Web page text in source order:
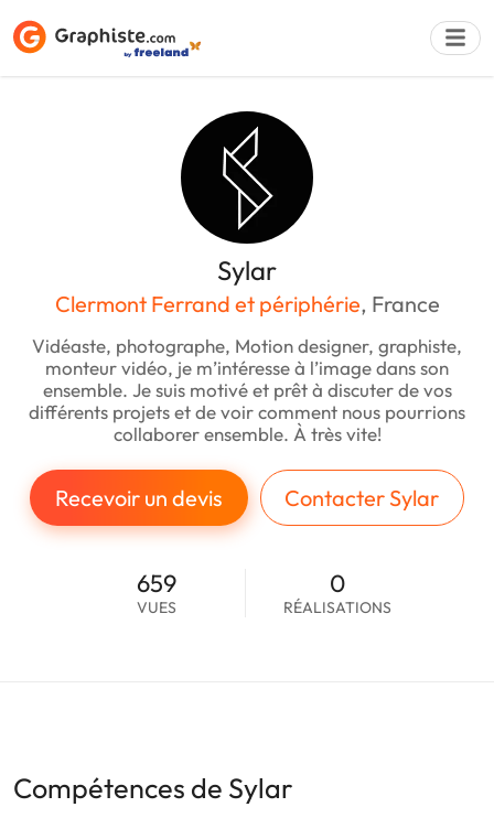
Sylar
Clermont Ferrand et périphérie, France
Vidéaste, photographe, Motion designer, graphiste,
monteur vidéo, je m’intéresse à l’image dans son
ensemble. Je suis motivé et prêt à discuter de vos
différents projets et de voir comment nous pourrions
collaborer ensemble. À très vite!
Recevoir un devis Contacter Sylar
659
VUES
0
RÉALISATIONS
Compétences de Sylar